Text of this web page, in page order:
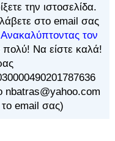
την ιστοσελίδα.
στο email σας
τον
Να είστε καλά!
το email σας)